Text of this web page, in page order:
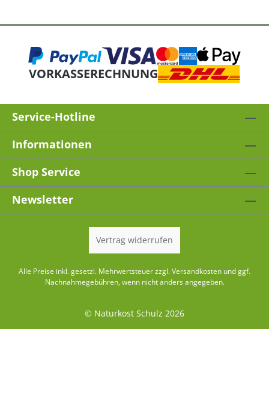
VORKASSERECHNUNG
Service-Hotline
Informationen
Shop Service
Newsletter
Vertrag widerrufen
Alle Preise inkl. gesetzl. Mehrwertsteuer zzgl.Versandkosten und ggf.
Nachnahmegebühren, wenn nicht anders angegeben.
© Naturkost Schulz 2026